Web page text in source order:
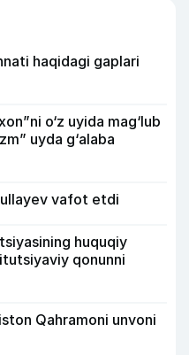
haqidagi gaplari
o‘z uyida mag‘lub
uyda g‘alaba
vafot etdi
huquqiy
qonunni
Qahramoni unvoni